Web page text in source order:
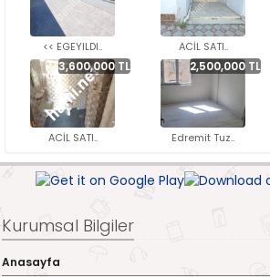
<< EGEYILDI.. ACİL SATI..
3,600,000 TL
ACİL SATI..
2,500,000 TL
Edremit Tuz..
Kurumsal Bilgiler
Anasayfa